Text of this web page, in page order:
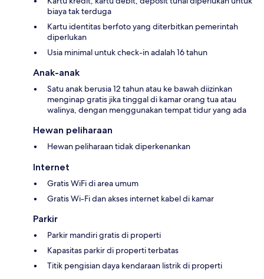
biaya tak terduga
Kartu identitas berfoto yang diterbitkan pemerintah
diperlukan
Usia minimal untuk check-in adalah 16 tahun
Anak-anak
Satu anak berusia 12 tahun atau ke bawah diizinkan
menginap gratis jika tinggal di kamar orang tua atau
walinya, dengan menggunakan tempat tidur yang ada
Hewan peliharaan
Hewan peliharaan tidak diperkenankan
Internet
Gratis WiFi di area umum
Gratis Wi-Fi dan akses internet kabel di kamar
Parkir
Parkir mandiri gratis di properti
Kapasitas parkir di properti terbatas
Titik pengisian daya kendaraan listrik di properti